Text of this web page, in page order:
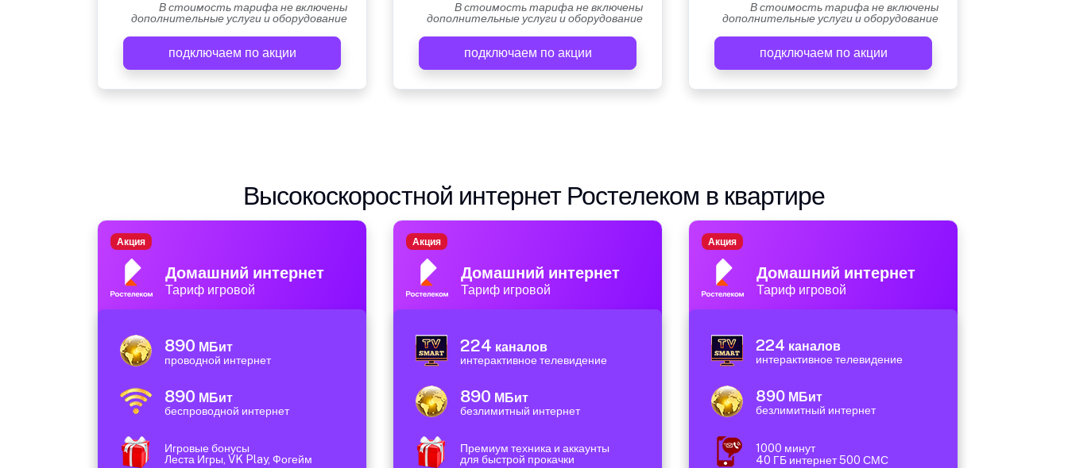
В стоимость тарифа не включены
дополнительные услуги и оборудование
подключаем по акции
В стоимость тарифа не включены
дополнительные услуги и оборудование
подключаем по акции
В стоимость тарифа не включены
дополнительные услуги и оборудование
подключаем по акции
Высокоскоростной интернет Ростелеком в квартире
Домашний интернет
Тариф игровой
Акция
890 МБит
проводной интернет
890 МБит
беспроводной интернет
Игровые бонусы
Леста Игры, VK Play, Фогейм
Домашний интернет
Тариф игровой
Акция
224 каналов
интерактивное телевидение
890 МБит
безлимитный интернет
Премиум техника и аккаунты
для быстрой прокачки
Домашний интернет
Тариф игровой
Акция
224 каналов
интерактивное телевидение
890 МБит
безлимитный интернет
1000 минут
40 ГБ интернет 500 СМС